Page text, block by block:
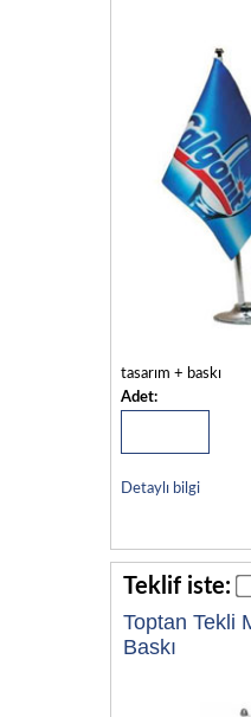
tasarım + baskı
Adet:
Detaylı bilgi
Teklif iste:
Toptan Tekli
Baskı